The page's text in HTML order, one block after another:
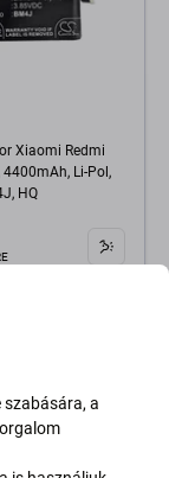
Xiaomi Redmi
4400mAh, Li-Pol,
HQ
szabására, a